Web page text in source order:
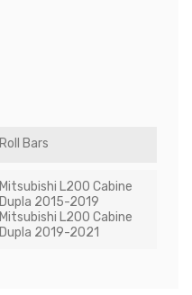
Roll Bars
Mitsubishi L200 Cabine
Dupla 2015-2019
Mitsubishi L200 Cabine
Dupla 2019-2021